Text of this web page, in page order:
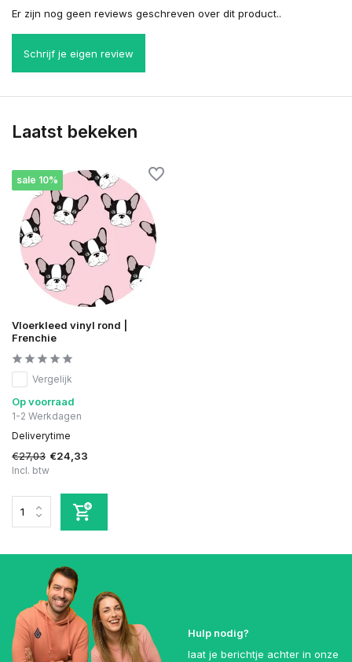
Er zijn nog geen reviews geschreven over dit product..
Schrijf je eigen review
Laatst bekeken
sale 10%
Vloerkleed vinyl rond |
Frenchie
Vergelijk
Op voorraad
1-2 Werkdagen
Deliverytime
€27,03 €24,33
Incl. btw
Hulp nodig?
laat je berichtje achter in onze